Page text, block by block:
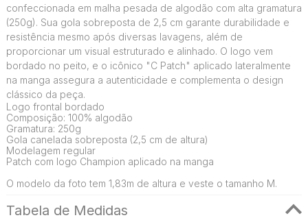
confeccionada em malha pesada de algodão com alta gramatura
(250g). Sua gola sobreposta de 2,5 cm garante durabilidade e
resistência mesmo após diversas lavagens, além de
proporcionar um visual estruturado e alinhado. O logo vem
bordado no peito, e o icônico "C Patch" aplicado lateralmente
na manga assegura a autenticidade e complementa o design
clássico da peça.
Logo frontal bordado
Composição: 100% algodão
Gramatura: 250g
Gola canelada sobreposta (2,5 cm de altura)
Modelagem regular
Patch com logo Champion aplicado na manga
O modelo da foto tem 1,83m de altura e veste o tamanho M.
Tabela de Medidas